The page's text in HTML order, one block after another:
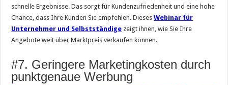
schnelle Ergebnisse. Das sorgt für Kundenzufriedenheit und eine hohe
Chance, dass Ihre Kunden Sie empfehlen. DiesesWebinar für
Unternehmer und Selbstständige zeigt ihnen, wie Sie Ihre
Angebote weit über Marktpreis verkaufen können.
#7. Geringere Marketingkosten durch
punktgenaue Werbung